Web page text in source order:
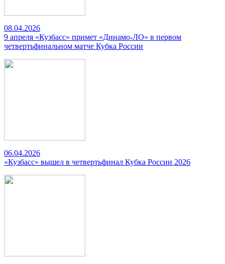
08.04.2026
9 апреля «Кузбасс» примет «Динамо-ЛО» в первом
четвертьфинальном матче Кубка России
06.04.2026
«Кузбасс» вышел в четвертьфинал Кубка России 2026